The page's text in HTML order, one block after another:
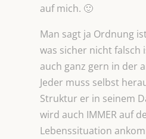
auf mich. 🙂
Man sagt ja Ordnung
was sicher nicht falsch
auch ganz gern in der
Jeder muss selbst
Struktur er in seinem
wird auch IMMER auf
Lebenssituation